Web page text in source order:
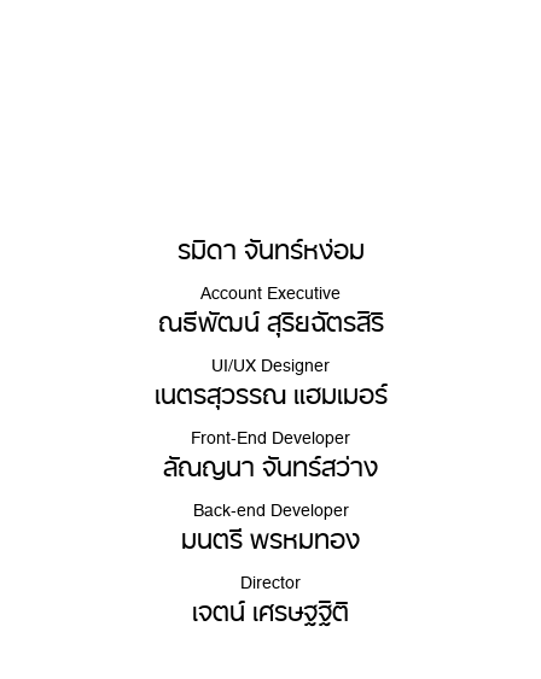
รมิดา จันทร์หง่อม
Account Executive
ณธีพัฒน์ สุริยฉัตรสิริ
UI/UX Designer
เนตรสุวรรณ แฮมเมอร์
Front-End Developer
ลัณญนา จันทร์สว่าง
Back-end Developer
มนตรี พรหมทอง
Director
เจตน์ เศรษฐฐิติ